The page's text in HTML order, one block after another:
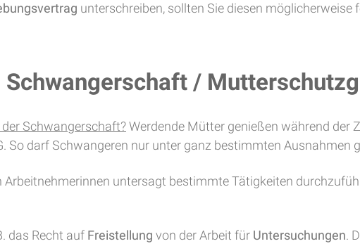
unterschreiben, sollten Sie diesen
/
Schwangerschaft?Werdende Mütter genießen während der
So darf Schwangeren nur unter ganz bestimmten Ausnahmen
untersagt bestimmte Tätigkeiten
das Recht auf Freistellung von der Arbeit für Untersuchungen.